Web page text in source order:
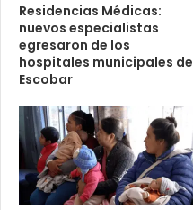
Residencias Médicas:
nuevos especialistas
egresaron de los
hospitales municipales de
Escobar